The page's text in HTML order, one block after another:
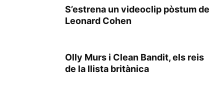
S’estrena un videoclip pòstum de
Leonard Cohen
Olly Murs i Clean Bandit, els reis
de la llista britànica